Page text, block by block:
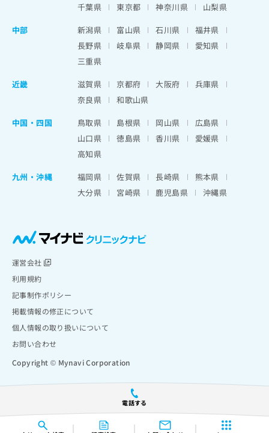
電話する
千葉県
東京都 神奈川県
山梨県
中部
新潟県 富山県 石川県
福井県
長野県
岐阜県 静岡県
愛知県
三重県
近畿
滋賀県 京都府 大阪府
兵庫県
奈良県
和歌山県
中国・四国
鳥取県 島根県 岡山県
広島県
山口県
徳島県 香川県
愛媛県
高知県
九州・沖縄
福岡県 佐賀県 長崎県
熊本県
大分県
宮崎県 鹿児島県 沖縄県
運営会社
利用規約
記事制作ポリシー
掲載情報の修正について
個人情報の取り扱いについて
お問い合わせ
Copyright © Mynavi Corporation